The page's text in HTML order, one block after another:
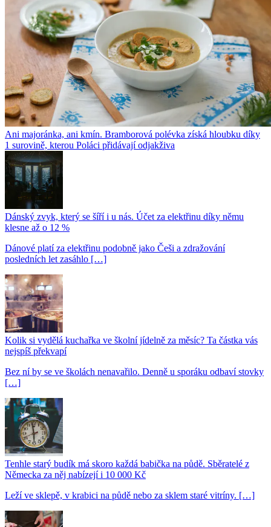
Ani majoránka, ani kmín. Bramborová polévka získá hloubku díky
1 surovině, kterou Poláci přidávají odjakživa
Dánský zvyk, který se šíří i u nás. Účet za elektřinu díky němu
klesne až o 12 %
Dánové platí za elektřinu podobně jako Češi a zdražování
posledních let zasáhlo […]
Kolik si vydělá kuchařka ve školní jídelně za měsíc? Ta částka vás
nejspíš překvapí
Bez ní by se ve školách nenavařilo. Denně u sporáku odbaví stovky
[…]
Tenhle starý budík má skoro každá babička na půdě. Sběratelé z
Německa za něj nabízejí i 10 000 Kč
Leží ve sklepě, v krabici na půdě nebo za sklem staré vitríny. […]